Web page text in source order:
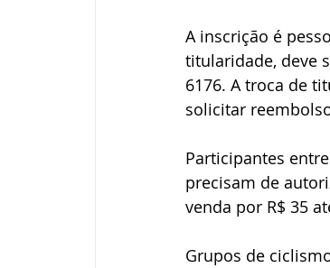
A inscrição é
titularidade, deve
6176. A troca de
solicitar
Participantes
precisam de
venda por R$ 35
Grupos de